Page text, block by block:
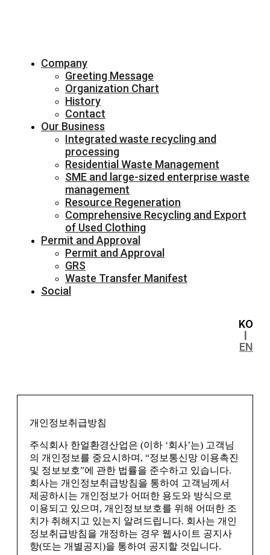
Company
Greeting Message
Organization Chart
History
Contact
Our Business
Integrated waste recycling and
processing
Residential Waste Management
SME and large-sized enterprise waste
management
Resource Regeneration
Comprehensive Recycling and Export
of Used Clothing
Permit and Approval
Permit and Approval
GRS
Waste Transfer Manifest
Social
KO
l
EN
개인정보취급방침
주식회사 한얼환경산업은 (이하 ‘회사’는) 고객님
의 개인정보를 중요시하며, “정보통신망 이용촉진
및 정보보호”에 관한 법률을 준수하고 있습니다.
회사는 개인정보취급방침을 통하여 고객님께서
제공하시는 개인정보가 어떠한 용도와 방식으로
이용되고 있으며, 개인정보보호를 위해 어떠한 조
치가 취해지고 있는지 알려드립니다. 회사는 개인
정보취급방침을 개정하는 경우 웹사이트 공지사
항(또는 개별공지)을 통하여 공지할 것입니다.